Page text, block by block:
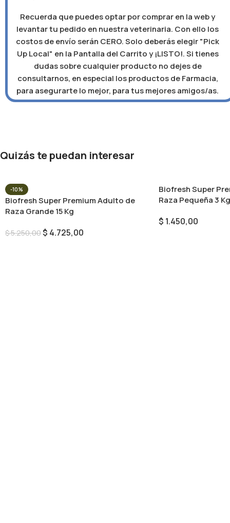
Recuerda que puedes optar por comprar en la web y
levantar tu pedido en nuestra veterinaria. Con ello los
costos de envío serán CERO. Solo deberás elegir "Pick
Up Local" en la Pantalla del Carrito y ¡LISTO!. Si tienes
dudas sobre cualquier producto no dejes de
consultarnos, en especial los productos de Farmacia,
para asegurarte lo mejor, para tus mejores amigos/as.
Quizás te puedan interesar
-10%
Biofresh Super Premium Adulto de
Raza Grande 15 Kg
$5.250,00$ 4.725,00
Biofresh Super
Raza Pequeña 3 Kg
$ 1.450,00